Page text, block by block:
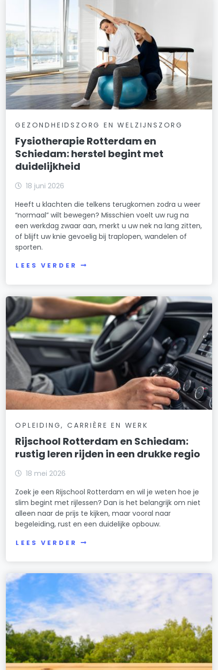
GEZONDHEIDSZORG EN WELZIJNSZORG
Fysiotherapie Rotterdam en
Schiedam: herstel begint met
duidelijkheid
18 juni 2026
Heeft u klachten die telkens terugkomen zodra u weer
“normaal” wilt bewegen? Misschien voelt uw rug na
een werkdag zwaar aan, merkt u uw nek na lang zitten,
of blijft uw knie gevoelig bij traplopen, wandelen of
sporten.
LEES VERDER
OPLEIDING, CARRIÈRE EN WERK
Rijschool Rotterdam en Schiedam:
rustig leren rijden in een drukke regio
18 mei 2026
Zoek je een Rijschool Rotterdam en wil je weten hoe je
slim begint met rijlessen? Dan is het belangrijk om niet
alleen naar de prijs te kijken, maar vooral naar
begeleiding, rust en een duidelijke opbouw.
LEES VERDER